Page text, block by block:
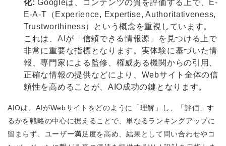
化: Googleは、コンテンツの質を評価する上で、E-
E-A-T（Experience, Expertise, Authoritativeness,
Trustworthiness）という概念を重視しています。
これは、AIが「信頼できる情報源」を見つける上で
非常に重要な指標となります。実体験に基づいた情
報、専門家による監修、権威ある機関からの引用、
正確な情報の提供などにより、Webサイト全体の信
頼性を高めることが、AIO成功の鍵となります。
AIOは、AIがWebサイトをどのように「理解」し、「評価」す
るかを戦略の中心に据えることで、単なるランキングアップに
留まらず、ユーザー満足度を高め、結果として問い合わせやコ